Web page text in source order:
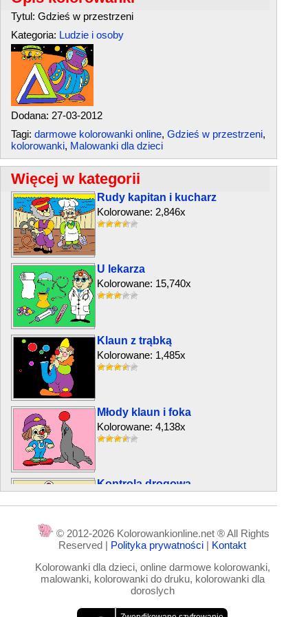
Tytul: Gdzieś w przestrzeni
Kategoria: Ludzie i osoby
Dodana: 27-03-2012
Tagi: darmowe kolorowanki online, Gdzieś w przestrzeni,
kolorowanki, Malowanki dla dzieci
Więcej w kategorii
Rudy kapitan i kucharz
Kolorowane: 2,846x
U lekarza
Kolorowane: 15,740x
Klaun z trąbką
Kolorowane: 1,485x
Młody klaun i foka
Kolorowane: 4,138x
Kontrola drogowa
Kolorowane: 3,548x
© 2012-2026 Kolorowankionline.net ® All Rights
Reserved | Polityka prywatności | Kontakt
Kolorowanki dla dzieci, online darmowe kolorowanki,
malowanki, kolorowanki do druku, kolorowanki dla
doroslych